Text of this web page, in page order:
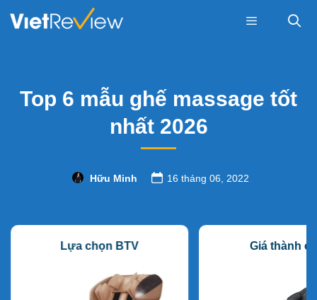
Top 6 mẫu ghế massage tốt
nhất 2026
Hữu Minh 16 tháng 06, 2022
Lựa chọn BTV Giá thành